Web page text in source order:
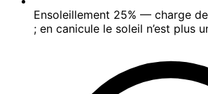
Ensoleillement 25% — charge
; en canicule le soleil n’est plus